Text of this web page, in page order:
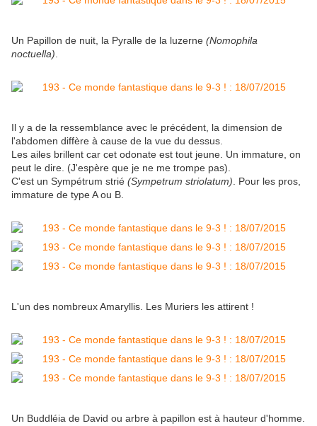
Un Papillon de nuit, la Pyralle de la luzerne (Nomophila
noctuella)
Il y a de la ressemblance avec le précédent, la dimension de
l'abdomen diffère à cause de la vue du dessus.
Les ailes brillent car cet odonate est tout jeune. Un immature, on
peut le dire. (J'espère que je ne me trompe pas).
C'est un Sympétrum strié (Sympetrum striolatum) . Pour les pros,
immature de type A ou B.
L'un des nombreux Amaryllis. Les Muriers les attirent !
Un Buddléia de David ou arbre à papillon est à hauteur d'homme.